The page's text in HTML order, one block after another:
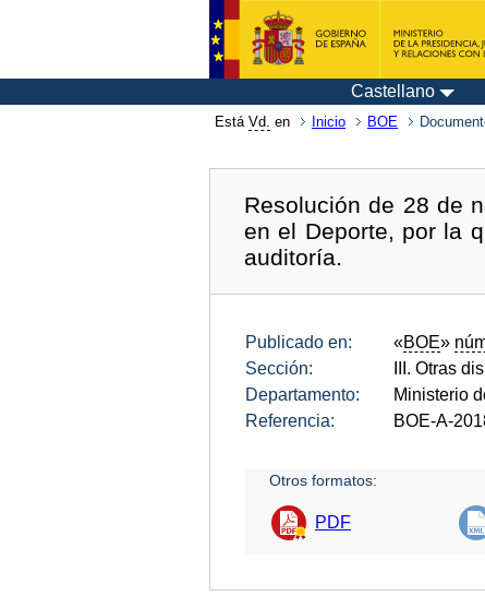
Castellano
Está Vd. en Inicio BOE
Resolución de 28 de
en el Deporte, por la
auditoría.
Publicado en: «BOE»
Sección:
III. Otras
Departamento:
Ministerio
Referencia:
BOE-A-
Otros formatos:
PDF